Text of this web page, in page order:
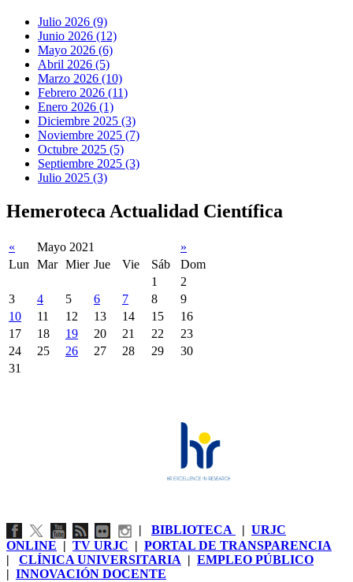
Julio 2026 (9)
Junio 2026 (12)
Mayo 2026 (6)
Abril 2026 (5)
Marzo 2026 (10)
Febrero 2026 (11)
Enero 2026 (1)
Diciembre 2025 (3)
Noviembre 2025 (7)
Octubre 2025 (5)
Septiembre 2025 (3)
Julio 2025 (3)
Hemeroteca Actualidad Científica
« Mayo 2021
»
Lun
Mar Mier Jue Vie Sáb
Dom
1
2
3
4 5 6 7 8
9
10
11 12 13 14 15
16
17
18 19 20 21 22
23
24
25 26 27 28 29
30
31
| BIBLIOTECA | URJC
ONLINE | TV URJC | PORTAL DE TRANSPARENCIA
| CLÍNICA UNIVERSITARIA | EMPLEO PÚBLICO
| INNOVACIÓN DOCENTE